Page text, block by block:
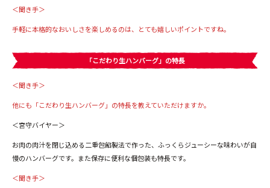
＜聞き手＞
手軽に本格的なおいしさを楽しめるのは、とても嬉しいポイントですね。
「こだわり生ハンバーグ」の特長
＜聞き手＞
他にも「こだわり生ハンバーグ」の特長を教えていただけますか。
＜宮守バイヤー＞
お肉の肉汁を閉じ込める二重包餡製法で作った、ふっくらジューシーな味わいが自
慢のハンバーグです。また保存に便利な個包装も特長です。
＜聞き手＞